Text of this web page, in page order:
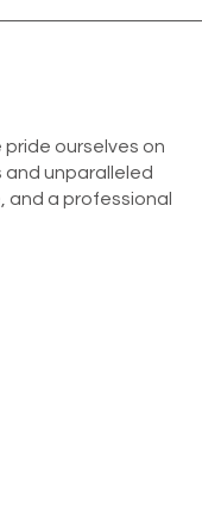
ourselves on
unparalleled
and a professional